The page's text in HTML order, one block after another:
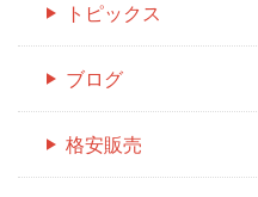
トピックス
ブログ
格安販売